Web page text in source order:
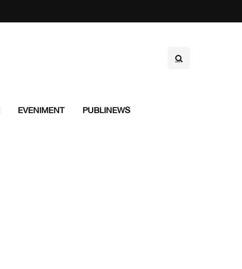
EVENIMENT PUBLINEWS